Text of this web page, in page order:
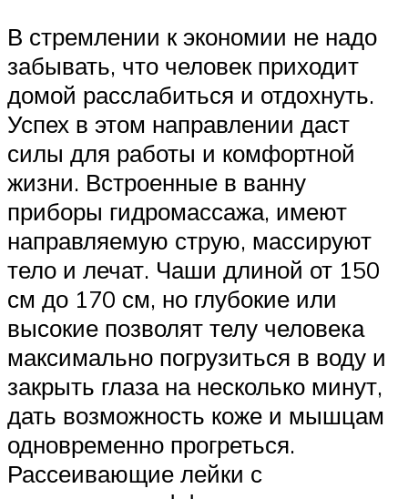
В стремлении к экономии не надо
забывать, что человек приходит
домой расслабиться и отдохнуть.
Успех в этом направлении даст
силы для работы и комфортной
жизни. Встроенные в ванну
приборы гидромассажа, имеют
направляемую струю, массируют
тело и лечат. Чаши длиной от 150
см до 170 см, но глубокие или
высокие позволят телу человека
максимально погрузиться в воду и
закрыть глаза на несколько минут,
дать возможность коже и мышцам
одновременно прогреться.
Рассеивающие лейки с